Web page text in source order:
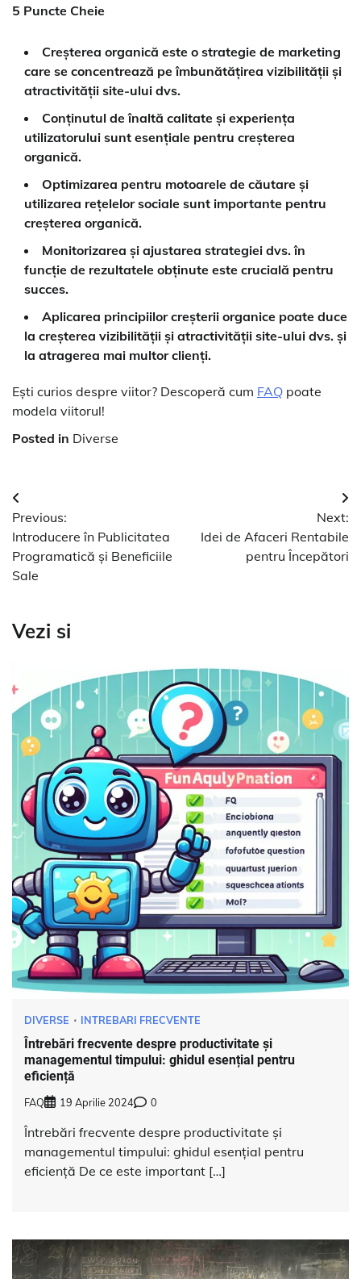
5 Puncte Cheie
Creșterea organică este o strategie de marketing
care se concentrează pe îmbunătățirea vizibilității și
atractivității site-ului dvs.
Conținutul de înaltă calitate și experiența
utilizatorului sunt esențiale pentru creșterea
organică.
Optimizarea pentru motoarele de căutare și
utilizarea rețelelor sociale sunt importante pentru
creșterea organică.
Monitorizarea și ajustarea strategiei dvs. în
funcție de rezultatele obținute este crucială pentru
succes.
Aplicarea principiilor creșterii organice poate duce
la creșterea vizibilității și atractivității site-ului dvs. și
la atragerea mai multor clienți.
Ești curios despre viitor? Descoperă cum FAQ poate
modela viitorul!
Posted in Diverse
Navigare
în
articole
Previous:
Introducere în Publicitatea
Programatică și Beneficiile
Sale
Next:
Idei de Afaceri Rentabile
pentru Începători
Vezi si
DIVERSE INTREBARI FRECVENTE
Întrebări frecvente despre productivitate și
managementul timpului: ghidul esențial pentru
eficiență
FAQ 19 Aprilie 2024 0
Întrebări frecvente despre productivitate și
managementul timpului: ghidul esențial pentru
eficiență De ce este important […]